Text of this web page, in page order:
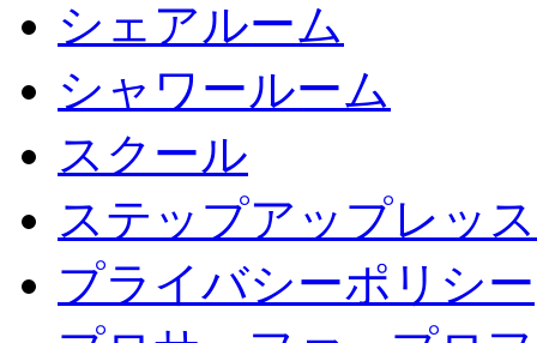
シェアルーム
シャワールーム
スクール
ステップアップレッ
プライバシーポリシー